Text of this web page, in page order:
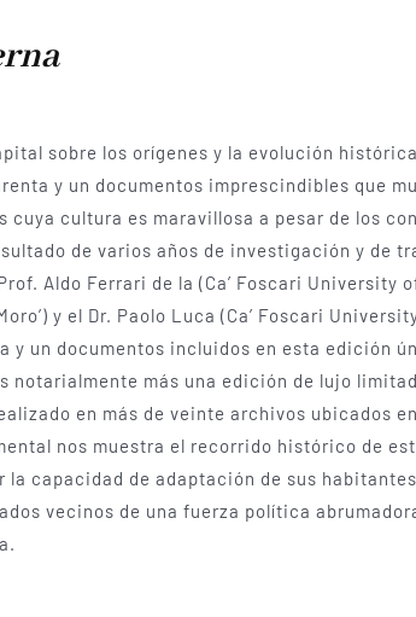
sobre los orígenes y la evolución
y un documentos imprescindibles que
cuya cultura es maravillosa a pesar de los
de varios años de investigación y de
Aldo Ferrari de la (Ca’ Foscari University
y el Dr. Paolo Luca (Ca’ Foscari
y un documentos incluidos en esta edición
notarialmente más una edición de lujo
en más de veinte archivos ubicados
nos muestra el recorrido histórico de
la capacidad de adaptación de sus
vecinos de una fuerza política